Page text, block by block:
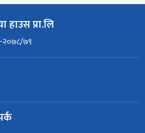
हाउस प्रा.लि
२०७८/७९